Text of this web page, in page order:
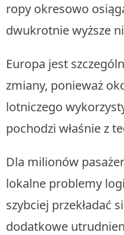
ropy okresowo
dwukrotnie wyższe
Europa jest
zmiany, ponieważ
lotniczego
pochodzi właśnie z
Dla milionów
lokalne problemy
szybciej przekładać
dodatkowe